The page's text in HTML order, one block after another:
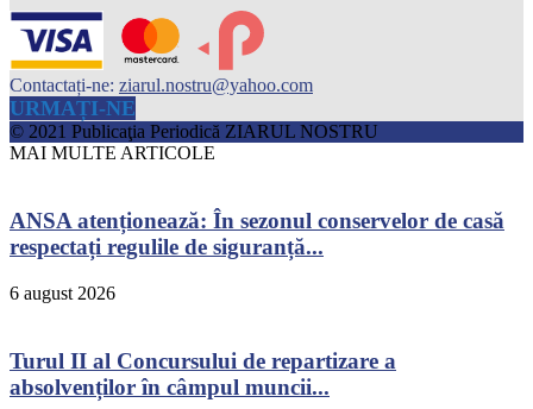
Contactați-ne: ziarul.nostru@yahoo.com
URMAȚI-NE
© 2021 Publicaţia Periodică ZIARUL NOSTRU
MAI MULTE ARTICOLE
ANSA atenționează: În sezonul conservelor de casă
respectați regulile de siguranță...
6 august 2026
Turul II al Concursului de repartizare a
absolvenților în câmpul muncii...